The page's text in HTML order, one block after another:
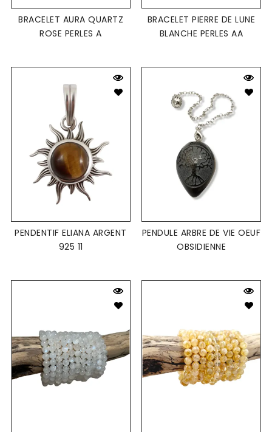
BRACELET AURA QUARTZ
ROSE PERLES A
BRACELET PIERRE DE LUNE
BLANCHE PERLES AA
PENDENTIF ELIANA ARGENT
925 11
PENDULE ARBRE DE VIE OEUF
OBSIDIENNE